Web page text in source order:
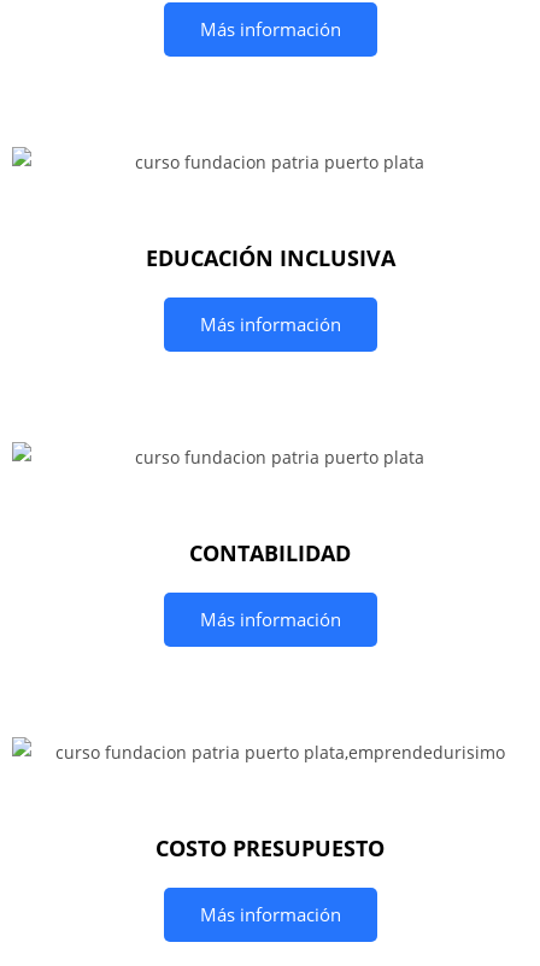
Más información
EDUCACIÓN INCLUSIVA
Más información
CONTABILIDAD
Más información
COSTO PRESUPUESTO
Más información